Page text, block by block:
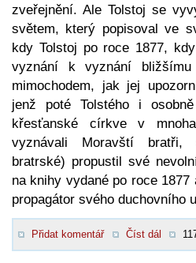
zveřejnění. Ale Tolstoj se
světem, který popisoval ve
kdy Tolstoj po roce 1877,
vyznání k vyznání
mimochodem, jak jej
jenž poté Tolstého i
křesťanské církve v
vyznávali Moravští bratři,
bratrské) propustil své
na knihy vydané po roce
propagátor svého duchovního
Přidat komentář Číst dál